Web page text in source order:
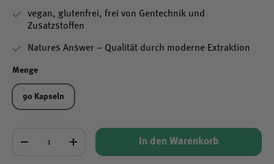
vegan, glutenfrei, frei von Gentechnik und
Zusatzstoffen
Natures Answer – Qualität durch moderne Extraktion
Menge
90 Kapseln
+ In den Warenkorb